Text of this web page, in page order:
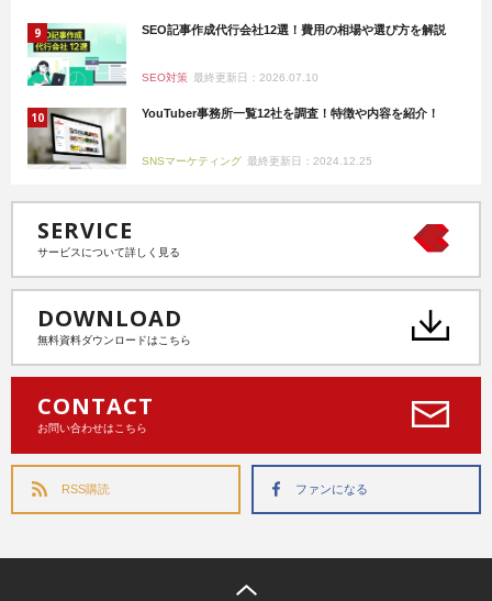
SEO記事作成代行会社12選！費用の相場や選び方を解説
SEO対策 最終更新日：2026.07.10
YouTuber事務所一覧12社を調査！特徴や内容を紹介！
SNSマーケティング 最終更新日：2024.12.25
SERVICE
サービスについて詳しく見る
DOWNLOAD
無料資料ダウンロードはこちら
CONTACT
お問い合わせはこちら
RSS購読 ファンになる